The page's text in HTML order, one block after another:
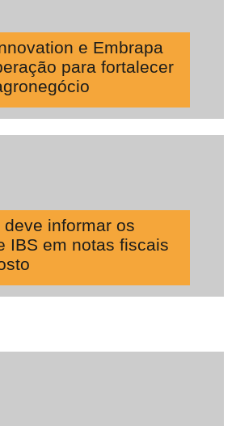
e Embrapa
para fortalecer
informar os
IBS em notas fiscais